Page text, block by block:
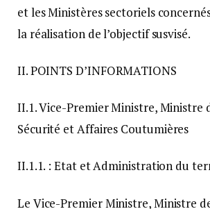
et les Ministères sectoriels
la réalisation de l’objectif susvisé.
II. POINTS D’INFORMATIONS
II.1. Vice-Premier Ministre, Ministre
Sécurité et Affaires Coutumières
II.1.1. : Etat et Administration du
Le Vice-Premier Ministre, Ministre